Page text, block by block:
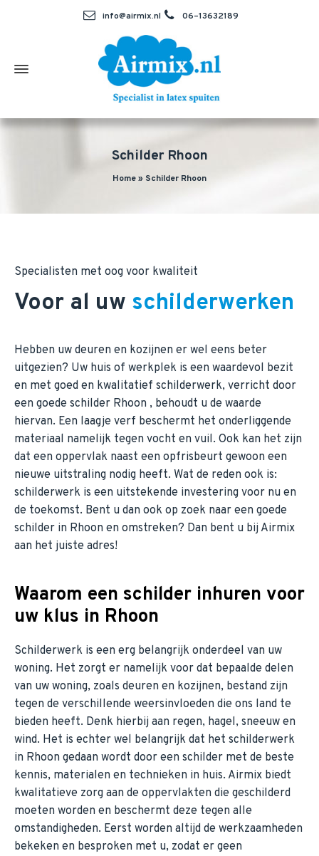
info@airmix.nl 06–13632189
Schilder Rhoon
Home» Schilder Rhoon
Specialisten met oog voor kwaliteit
Voor al uw schilderwerken
Hebben uw deuren en kozijnen er wel eens beter
uitgezien? Uw huis of werkplek is een waardevol bezit
en met goed en kwalitatief schilderwerk, verricht door
een goede schilder Rhoon , behoudt u de waarde
hiervan. Een laagje verf beschermt het onderliggende
materiaal namelijk tegen vocht en vuil. Ook kan het zijn
dat een oppervlak naast een opfrisbeurt gewoon een
nieuwe uitstraling nodig heeft. Wat de reden ook is:
schilderwerk is een uitstekende investering voor nu en
de toekomst. Bent u dan ook op zoek naar een goede
schilder in Rhoon en omstreken? Dan bent u bij Airmix
aan het juiste adres!
Waarom een schilder inhuren voor
uw klus in Rhoon
Schilderwerk is een erg belangrijk onderdeel van uw
woning. Het zorgt er namelijk voor dat bepaalde delen
van uw woning, zoals deuren en kozijnen, bestand zijn
tegen de verschillende weersinvloeden die ons land te
bieden heeft. Denk hierbij aan regen, hagel, sneeuw en
wind. Het is echter wel belangrijk dat het schilderwerk
in Rhoon gedaan wordt door een schilder met de beste
kennis, materialen en technieken in huis. Airmix biedt
kwalitatieve zorg aan de oppervlakten die geschilderd
moeten worden en beschermt deze tegen alle
omstandigheden. Eerst worden altijd de werkzaamheden
bekeken en besproken met u, zodat er geen